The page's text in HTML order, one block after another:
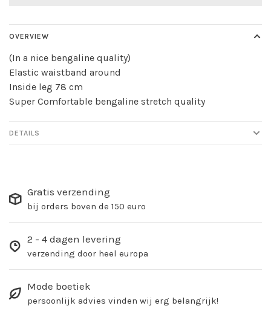
OVERVIEW
(In a nice bengaline quality)
Elastic waistband around
Inside leg 78 cm
Super Comfortable bengaline stretch quality
DETAILS
Gratis verzending
bij orders boven de 150 euro
2 - 4 dagen levering
verzending door heel europa
Mode boetiek
persoonlijk advies vinden wij erg belangrijk!